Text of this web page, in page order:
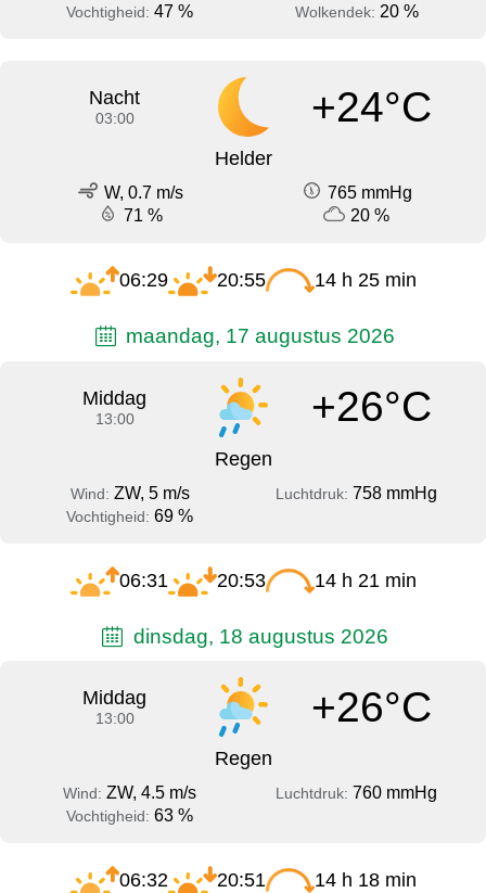
Vochtigheid: 47 % Wolkendek: 20 %
Nacht
03:00 +24°C
Helder
W, 0.7 m/s
765 mmHg
71 %
20 %
06:29 20:55 14 h 25 min
maandag, 17 augustus 2026
Middag
13:00 +26°C
Regen
Wind: ZW, 5 m/s Luchtdruk: 758 mmHg
Vochtigheid: 69 %
06:31 20:53 14 h 21 min
dinsdag, 18 augustus 2026
Middag
13:00 +26°C
Regen
Wind: ZW, 4.5 m/s Luchtdruk: 760 mmHg
Vochtigheid: 63 %
06:32 20:51 14 h 18 min